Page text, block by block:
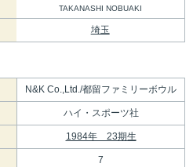
TAKANASHI NOBUAKI
埼玉
N&K Co.,Ltd./都留ファミリーボウル
ハイ・スポーツ社
1984年 23期生
7